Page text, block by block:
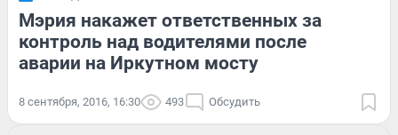
Мэрия накажет ответственных за
контроль над водителями после
аварии на Иркутном мосту
8 сентября, 2016, 16:30 493 Обсудить